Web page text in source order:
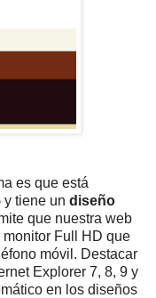
es que está
y tiene un diseño
que nuestra web
Full HD que
móvil. Destacar
Explorer 7, 8, 9 y
en los diseños